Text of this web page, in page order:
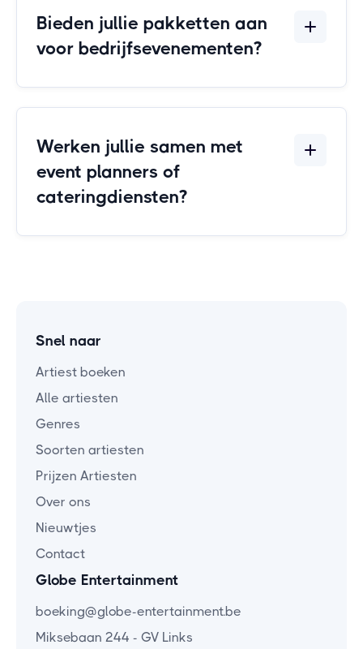
Bieden jullie pakketten aan
voor bedrijfsevenementen?
Werken jullie samen met
event planners of
cateringdiensten?
Snel naar
Artiest boeken
Alle artiesten
Genres
Soorten artiesten
Prijzen Artiesten
Over ons
Nieuwtjes
Contact
Globe Entertainment
boeking@globe-entertainment.be
Miksebaan 244 - GV Links